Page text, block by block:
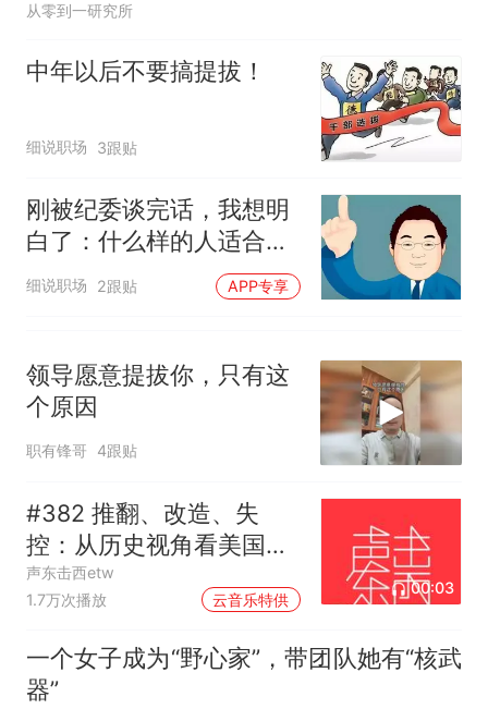
从零到一研究所
中年以后不要搞提拔！
细说职场 3跟贴
刚被纪委谈完话，我想明
白了：什么样的人适合当
领导
细说职场 2跟贴 APP专享
领导愿意提拔你，只有这
个原因
职有锋哥 4跟贴
#382 推翻、改造、失
控：从历史视角看美国的
中东介入和事与愿违
声东击西etw
1.7万次播放
云音乐特供
00:03
一个女子成为“野心家”，带团队她有“核武
器”